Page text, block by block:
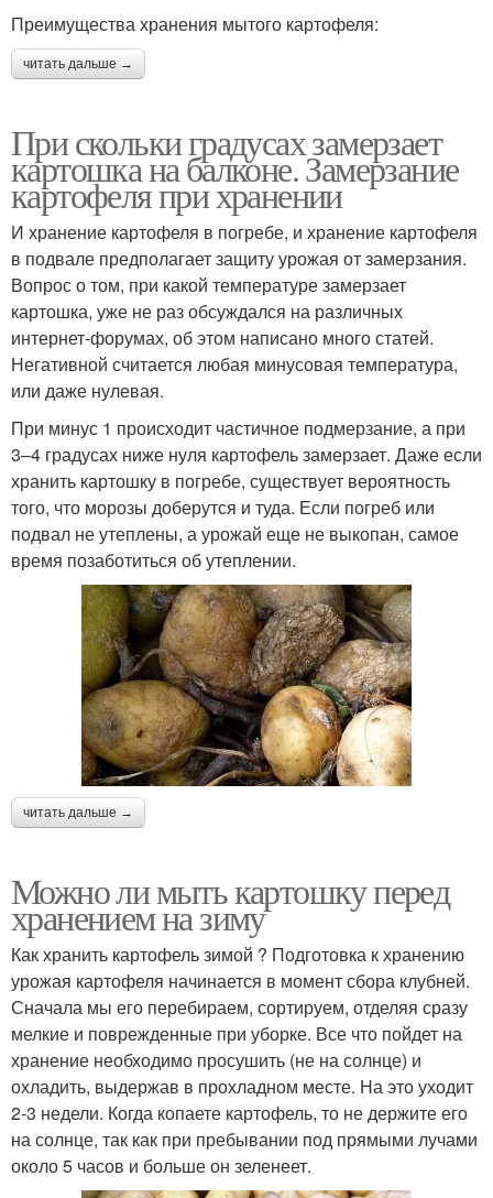
Преимущества хранения мытого картофеля:
читать дальше →
При скольки градусах замерзает
картошка на балконе. Замерзание
картофеля при хранении
И хранение картофеля в погребе, и хранение картофеля
в подвале предполагает защиту урожая от замерзания.
Вопрос о том, при какой температуре замерзает
картошка, уже не раз обсуждался на различных
интернет-форумах, об этом написано много статей.
Негативной считается любая минусовая температура,
или даже нулевая.
При минус 1 происходит частичное подмерзание, а при
3–4 градусах ниже нуля картофель замерзает. Даже если
хранить картошку в погребе, существует вероятность
того, что морозы доберутся и туда. Если погреб или
подвал не утеплены, а урожай еще не выкопан, самое
время позаботиться об утеплении.
читать дальше →
Можно ли мыть картошку перед
хранением на зиму
Как хранить картофель зимой ? Подготовка к хранению
урожая картофеля начинается в момент сбора клубней.
Сначала мы его перебираем, сортируем, отделяя сразу
мелкие и поврежденные при уборке. Все что пойдет на
хранение необходимо просушить (не на солнце) и
охладить, выдержав в прохладном месте. На это уходит
2-3 недели. Когда копаете картофель, то не держите его
на солнце, так как при пребывании под прямыми лучами
около 5 часов и больше он зеленеет.